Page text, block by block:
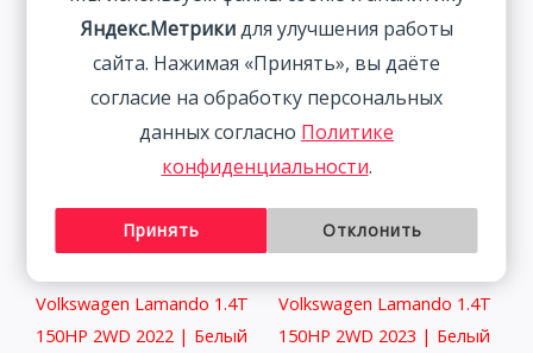
Volkswagen Lamando 1.4T
150HP 2WD 2022 | Белый
Volkswagen Lamando 1.4T
150HP 2WD 2023 | Белый
Яндекс.Метрикидля улучшения работы
сайта. Нажимая «Принять», вы даёте
согласие на обработку персональных
данных согласно Политике
конфиденциальности.
Принять Отклонить